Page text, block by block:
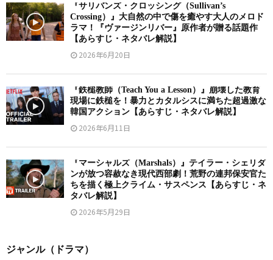
『サリバンズ・クロッシング（Sullivan’s
Crossing）』大自然の中で傷を癒やす大人のメロド
ラマ！『ヴァージンリバー』原作者が贈る話題作
【あらすじ・ネタバレ解説】
2026年6月20日
『鉄槌教師（Teach You a Lesson）』崩壊した教育
現場に鉄槌を！暴力とカタルシスに満ちた超過激な
韓国アクション【あらすじ・ネタバレ解説】
2026年6月11日
『マーシャルズ（Marshals）』テイラー・シェリダ
ンが放つ容赦なき現代西部劇！荒野の連邦保安官た
ちを描く極上クライム・サスペンス【あらすじ・ネ
タバレ解説】
2026年5月29日
ジャンル（ドラマ）